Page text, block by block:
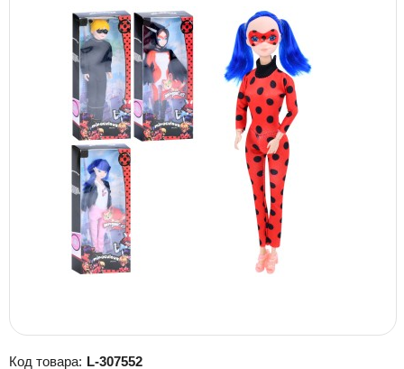
Код товара: L-307552